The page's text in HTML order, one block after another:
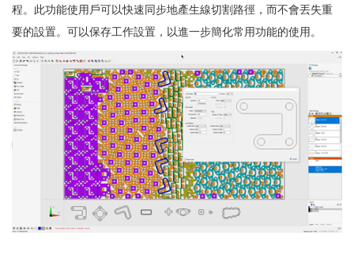
程。此功能使用戶可以快速同步地產生線切割路徑，而不會丟失重
要的設置。可以保存工作設置，以進一步簡化常用功能的使用。